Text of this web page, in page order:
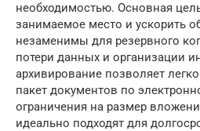
необходимостью. Основная
занимаемое место и ускорить
незаменимы для резервного
потери данных и организации
архивирование позволяет
пакет документов по
ограничения на размер
идеально подходят для